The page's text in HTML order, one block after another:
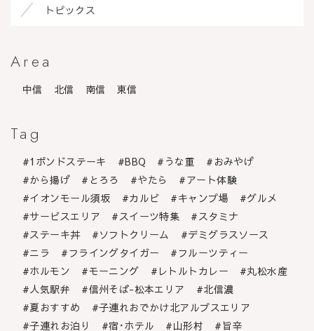
トピックス
Area
中信 北信 南信 東信
Tag
1ポンドステーキ BBQ うな重
おみやげ
から揚げ
とろろ やたら
アート体験
イオンモール須坂
カルビ キャンプ場
グルメ
サービスエリア
スイーツ特集
スタミナ
ステーキ丼
ソフトクリーム
デミグラスソース
ニラ
フライングタイガー
フルーツティー
ホルモン
モーニング レトルトカレー
丸松水産
人気駅弁
信州そば-松本エリア
北信濃
夏おすすめ
子連れおでかけ北アルプスエリア
子連れお泊り
宿･ホテル 山形村 旨辛